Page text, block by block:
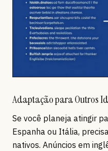
Adaptação para Outros
Se você planeja atingir
Espanha ou Itália,
nativos. Anúncios em